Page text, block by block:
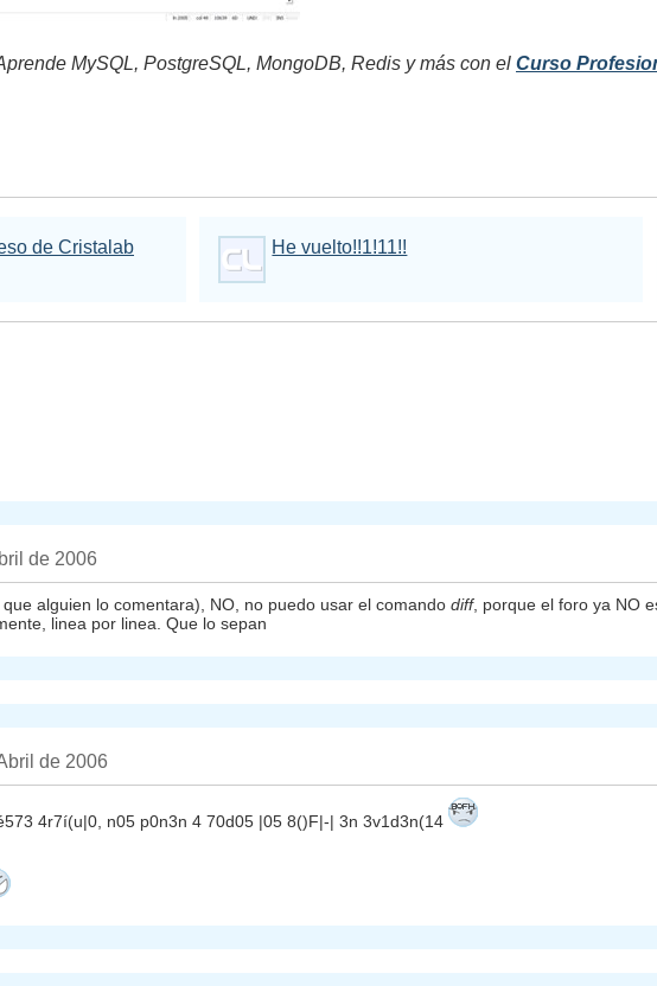
MySQL, PostgreSQL, MongoDB, Redis y más con el Curso
de Cristalab He vuelto!!1!11!!
de 2006
alguien lo comentara), NO, no puedo usar el comando diff, porque el foro ya NO
linea por linea. Que lo sepan
de 2006
4r7í(u|0, n05 p0n3n 4 70d05 |05 8()F|-| 3n 3v1d3n(14